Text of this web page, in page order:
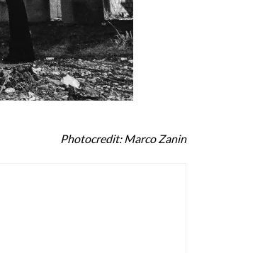
Photocredit: Marco Zanin